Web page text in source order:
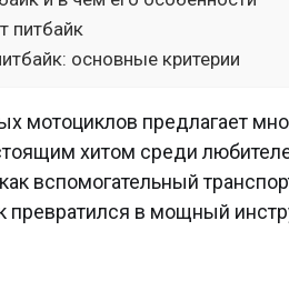
питбайк
основные критерии
мотоциклов предлагает
хитом среди
вспомогательный
превратился в мощный